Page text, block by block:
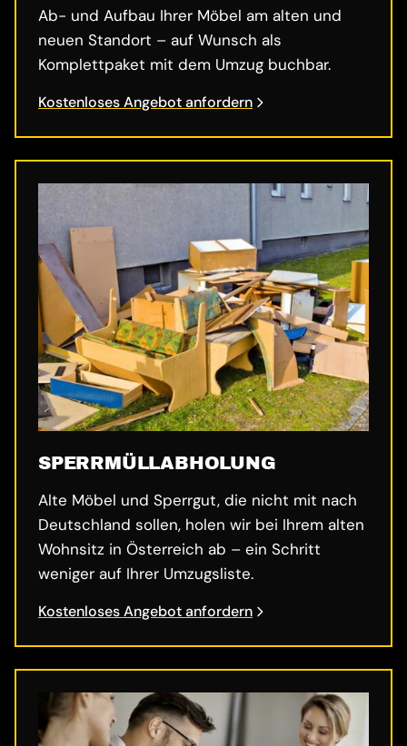
Ab- und Aufbau Ihrer Möbel am alten und
neuen Standort – auf Wunsch als
Komplettpaket mit dem Umzug buchbar.
Kostenloses Angebot anfordern
SPERRMÜLL­ABHOLUNG
Alte Möbel und Sperrgut, die nicht mit nach
Deutschland sollen, holen wir bei Ihrem alten
Wohnsitz in Österreich ab – ein Schritt
weniger auf Ihrer Umzugsliste.
Kostenloses Angebot anfordern